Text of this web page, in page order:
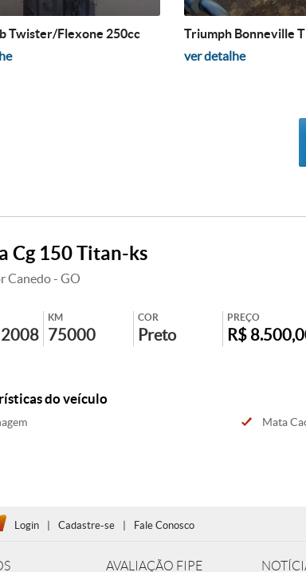
Twister/Flexone 250cc
Triumph Bonneville
ver detalhe
Cg 150 Titan-ks
Canedo - GO
KM
75000
COR
Preto
PREÇO
R$
do veículo
Mata
Login | Cadastre-se | Fale Conosco
AVALIAÇÃO FIPE